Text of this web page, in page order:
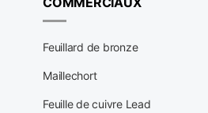
Feuillard de bronze
Maillechort
Feuille de cuivre Lead